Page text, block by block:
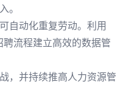
。
自动化重复劳动。利用
聘流程建立高效的数据管
，并持续推高人力资源管